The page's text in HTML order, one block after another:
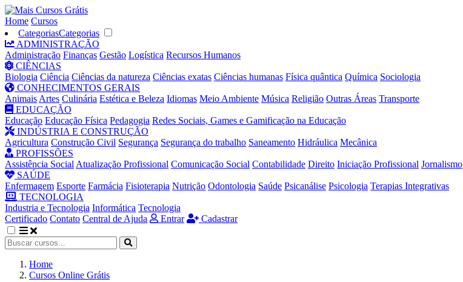
Home Cursos
CategoriasCategorias
ADMINISTRAÇÃO
Administração Finanças Gestão Logística Recursos Humanos
CIÊNCIAS
Biologia Ciência Ciências da natureza Ciências exatas Ciências humanas Física quântica Química Sociologia
CONHECIMENTOS GERAIS
Animais Artes Culinária Estética e Beleza Idiomas Meio Ambiente Música Religião Outras Áreas Transporte
EDUCAÇÃO
Educação Educação Física Pedagogia Redes Sociais, Games e Gamificação na Educação
INDÚSTRIA E CONSTRUÇÃO
Agricultura Construção Civil Segurança Segurança do trabalho Saneamento Hidráulica Mecânica
PROFISSÕES
Assistência Social Atualização Profissional Comunicação Social Contabilidade Direito Iniciação Profissional Jornalismo
SAÚDE
Enfermagem Esporte Farmácia Fisioterapia Nutrição Odontologia Saúde Psicanálise Psicologia Terapias Integrativas
TECNOLOGIA
Industria e Tecnologia Informática Tecnologia
Certificado Contato Central de Ajuda Entrar Cadastrar
Home
Cursos Online Grátis